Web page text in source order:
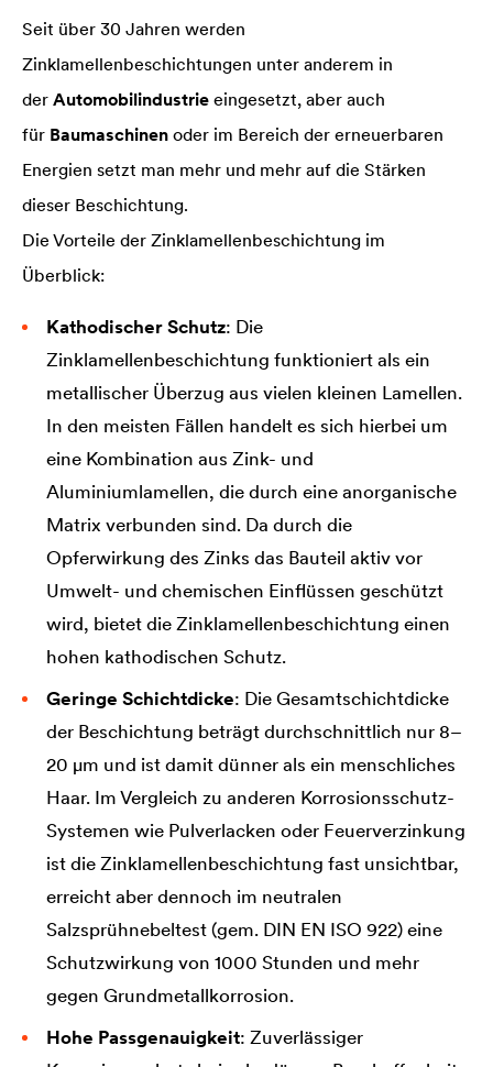
Seit über 30 Jahren werden
Zinklamellenbeschichtungen unter anderem in
der Automobilindustrie eingesetzt, aber auch
für Baumaschinen oder im Bereich der erneuerbaren
Energien setzt man mehr und mehr auf die Stärken
dieser Beschichtung.
Die Vorteile der Zinklamellenbeschichtung im
Überblick:
Kathodischer Schutz: Die
Zinklamellenbeschichtung funktioniert als ein
metallischer Überzug aus vielen kleinen Lamellen.
In den meisten Fällen handelt es sich hierbei um
eine Kombination aus Zink- und
Aluminiumlamellen, die durch eine anorganische
Matrix verbunden sind. Da durch die
Opferwirkung des Zinks das Bauteil aktiv vor
Umwelt- und chemischen Einflüssen geschützt
wird, bietet die Zinklamellenbeschichtung einen
hohen kathodischen Schutz.
Geringe Schichtdicke: Die Gesamtschichtdicke
der Beschichtung beträgt durchschnittlich nur 8–
20 µm und ist damit dünner als ein menschliches
Haar. Im Vergleich zu anderen Korrosionsschutz-
Systemen wie Pulverlacken oder Feuerverzinkung
ist die Zinklamellenbeschichtung fast unsichtbar,
erreicht aber dennoch im neutralen
Salzsprühnebeltest (gem. DIN EN ISO 922) eine
Schutzwirkung von 1000 Stunden und mehr
gegen Grundmetallkorrosion.
Hohe Passgenauigkeit: Zuverlässiger